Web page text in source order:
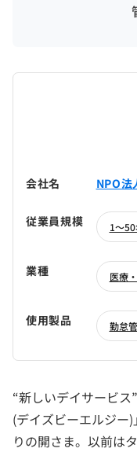
会社名 NPO法
従業員規模 1～50
業種 医療
使用製品 勤怠
“新しいデイサービス
(デイズビーエルジー
りの開さま。以前は